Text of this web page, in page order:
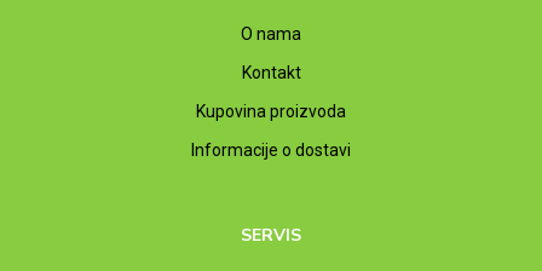
O nama
Kontakt
Kupovina proizvoda
Informacije o dostavi
SERVIS